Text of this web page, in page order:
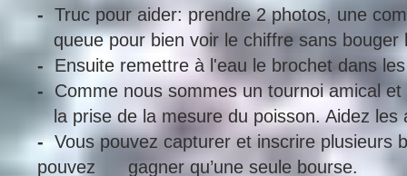
- Truc pour aider: prendre 2 photos, une
queue pour bien voir le chiffre sans bouger
- Ensuite remettre à l'eau le brochet dans
-
Comme nous sommes un tournoi amical
la prise de la mesure du poisson. Aidez les
-Vous pouvez capturer et inscrire plusieurs
pouvez gagner qu’une seule bourse.